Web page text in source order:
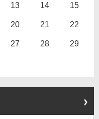
13 14 15
20 21 22
27 28 29